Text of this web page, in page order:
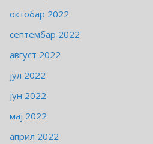
октобар 2022
септембар 2022
август 2022
јул 2022
јун 2022
мај 2022
април 2022